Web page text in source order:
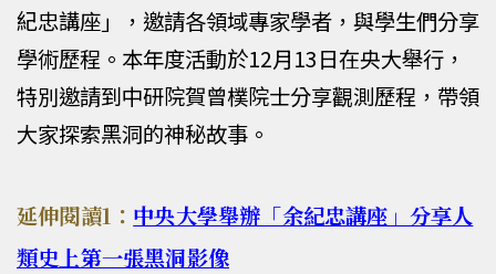
紀忠講座」，邀請各領域專家學者，與學生們分享
學術歷程。本年度活動於12月13日在央大舉行，
特別邀請到中研院賀曾樸院士分享觀測歷程，帶領
大家探索黑洞的神秘故事。
延伸閱讀1： 中央大學舉辦「余紀忠講座」分享人
類史上第一張黑洞影像